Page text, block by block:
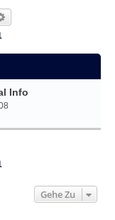
Info
Gehe Zu